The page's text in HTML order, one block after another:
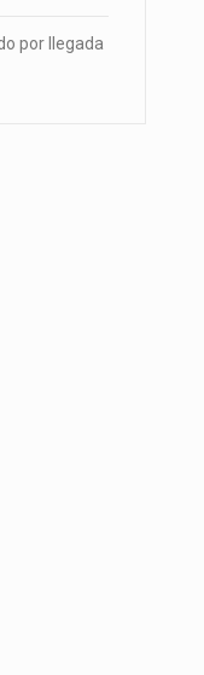
por llegada